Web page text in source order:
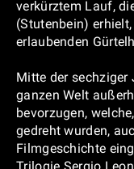
verkürztem Lauf,
(Stutenbein)
erlaubenden
Mitte der sechziger
ganzen Welt
bevorzugen,
gedreht wurden,
Filmgeschichte